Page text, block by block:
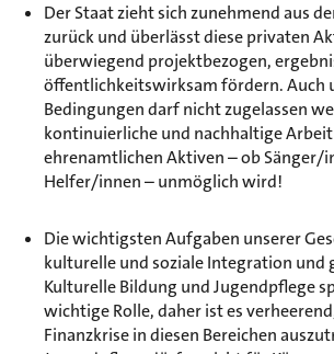
Der Staat zieht sich zunehmend aus
zurück und überlässt diese privaten
überwiegend projektbezogen,
öffentlichkeitswirksam fördern. Auch
Bedingungen darf nicht zugelassen
kontinuierliche und nachhaltige
ehrenamtlichen Aktiven – ob Sänger/
Helfer/innen – unmöglich wird!
Die wichtigsten Aufgaben unserer
kulturelle und soziale Integration und
Kulturelle Bildung und Jugendpflege
wichtige Rolle, daher ist es
Finanzkrise in diesen Bereichen